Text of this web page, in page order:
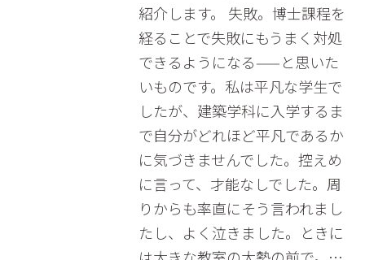
紹介します。 失敗。博士課程を
経ることで失敗にもうまく対処
できるようになる——と思いた
いものです。私は平凡な学生で
したが、建築学科に入学するま
で自分がどれほど平凡であるか
に気づきませんでした。控えめ
に言って、才能なしでした。周
りからも率直にそう言われまし
たし、よく泣きました。ときに